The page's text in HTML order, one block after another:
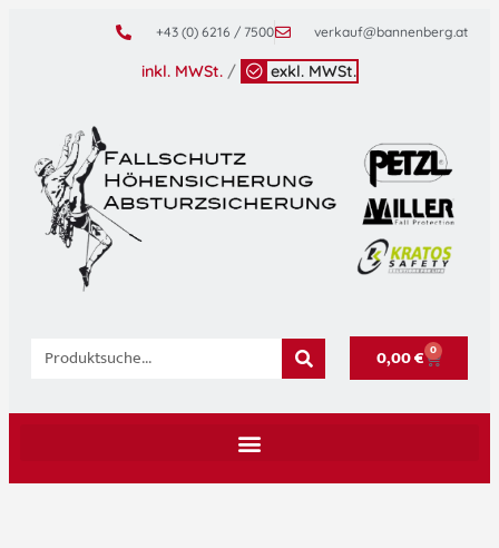
+43 (0) 6216 / 7500 verkauf@bannenberg.at
inkl. MWSt./ exkl. MWSt.
0,00€ 0